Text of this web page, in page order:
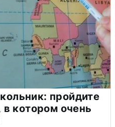
пройдите
в котором очень